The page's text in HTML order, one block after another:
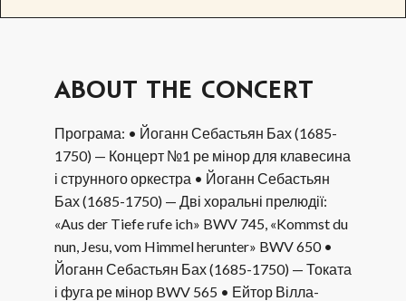
ABOUT THE CONCERT
Програма: • Йоганн Себастьян Бах (1685-
1750) — Концерт №1 ре мінор для клавесина
і струнного оркестра • Йоганн Себастьян
Бах (1685-1750) — Дві хоральні прелюдії:
«Aus der Tiefe rufe ich» BWV 745, «Kommst du
nun, Jesu, vom Himmel herunter» BWV 650 •
Йоганн Себастьян Бах (1685-1750) — Токата
і фуга ре мінор BWV 565 • Ейтор Вілла-